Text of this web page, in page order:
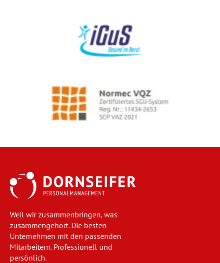
Weil wir zusammenbringen, was
zusammengehört. Die besten
Unternehmen mit den passenden
Mitarbeitern. Professionell und
persönlich.